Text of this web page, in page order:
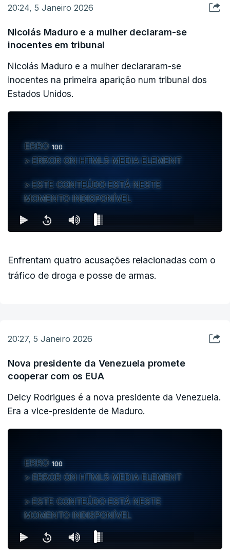
serem respeitadas a unidade territorial e a
legislação internacional.
anexação dos Estados Unidos como pretende
Trump, querem também ser independentes da
20:24, 5 Janeiro 2026
Nicolás Maduro e a mulher declaram-se
inocentes em tribunal
Nicolás Maduro e a mulher declararam-se
inocentes na primeira aparição num tribunal dos
Estados Unidos.
ERRO100
ERROR ON HTML5 MEDIA ELEMENT
ESTE CONTEÚDO ESTÁ NESTE
MOMENTO INDISPONÍVEL
Enfrentam quatro acusações relacionadas com o
tráfico de droga e posse de armas.
20:27, 5 Janeiro 2026
Nova presidente da Venezuela promete
cooperar com os EUA
Delcy Rodrigues é a nova presidente da Venezuela.
Era a vice-presidente de Maduro.
ERRO 100
ERROR ON HTML5 MEDIA ELEMENT
ESTE CONTEÚDO ESTÁ NESTE
MOMENTO INDISPONÍVEL